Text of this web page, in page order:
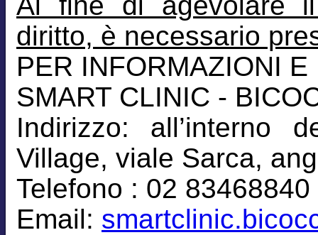
diritto, è necessario
PER INFORMAZIONI
SMART CLINIC -
Indirizzo: all’interno
Village, viale Sarca,
Telefono : 02 83468840
Email: